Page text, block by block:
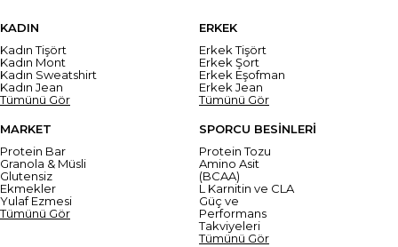
KADIN
Kadın Tişört
Kadın Mont
Kadın Sweatshirt
Kadın Jean
Tümünü Gör
ERKEK
Erkek Tişört
Erkek Şort
Erkek Eşofman
Erkek Jean
Tümünü Gör
MARKET
Protein Bar
Granola & Müsli
Glutensiz
Ekmekler
Yulaf Ezmesi
Tümünü Gör
SPORCU BESİNLERİ
Protein Tozu
Amino Asit
(BCAA)
L Karnitin ve CLA
Güç ve
Performans
Takviyeleri
Tümünü Gör